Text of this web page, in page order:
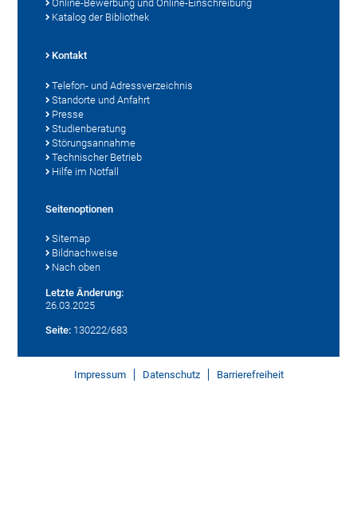
Online-Bewerbung und Online-Einschreibung
Katalog der Bibliothek
Kontakt
Telefon- und Adressverzeichnis
Standorte und Anfahrt
Presse
Studienberatung
Störungsannahme
Technischer Betrieb
Hilfe im Notfall
Seitenoptionen
Sitemap
Bildnachweise
Nach oben
Letzte Änderung:
26.03.2025
Seite: 130222/683
Impressum Datenschutz Barrierefreiheit